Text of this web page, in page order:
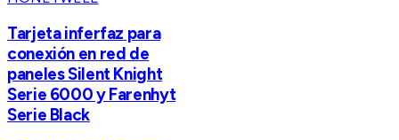
Tarjeta inferfaz para
conexión en red de
paneles Silent Knight
Serie 6000 y Farenhyt
Serie Black